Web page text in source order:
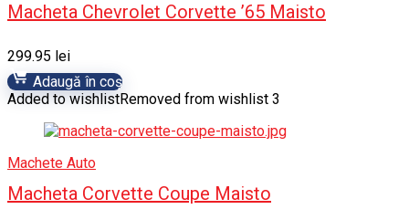
Macheta Chevrolet Corvette ’65 Maisto
299.95 lei
Adaugă în coș
Added to wishlistRemoved from wishlist 3
Machete Auto
Macheta Corvette Coupe Maisto